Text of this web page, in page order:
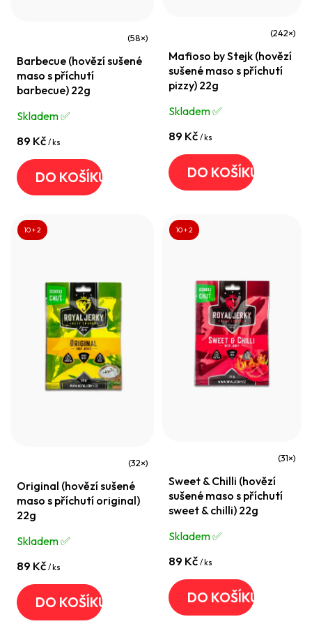
ů
hodnocení
produktu
4,6
z
hvězdiček.
Barbecue (hovězí sušené
maso s příchutí
barbecue) 22g
Skladem ✅️
89 Kč / ks
DO KOŠÍKU
hodnocení
produktu
4,3
z
hvězdiček.
Mafioso by Stejk (hovězí
sušené maso s příchutí
pizzy) 22g
Skladem ✅️
89 Kč / ks
DO KOŠÍKU
10 + 2
hodnocení
produktu
4,5
z
hvězdiček.
Original (hovězí sušené
maso s příchutí original)
22g
Skladem ✅️
89 Kč / ks
DO KOŠÍKU
10 + 2
hodnocení
produktu
4,7
z
hvězdiček.
Sweet & Chilli (hovězí
sušené maso s příchutí
sweet & chilli) 22g
Skladem ✅️
89 Kč / ks
DO KOŠÍKU